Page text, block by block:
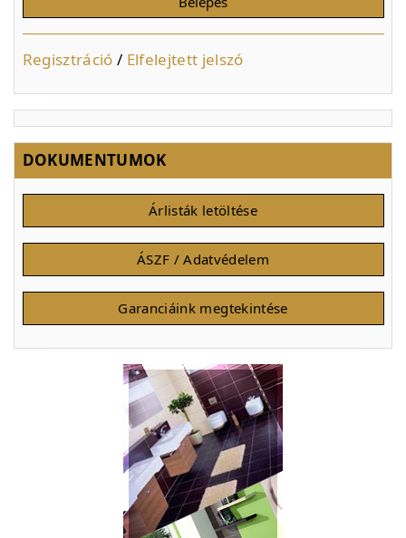
Regisztráció / Elfelejtett jelszó
DOKUMENTUMOK
Árlisták letöltése
ÁSZF / Adatvédelem
Garanciáink megtekintése